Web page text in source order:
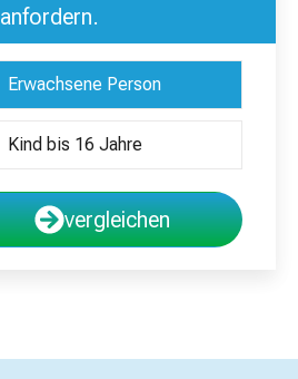
anfordern.
Erwachsene Person
Kind bis 16 Jahre
vergleichen